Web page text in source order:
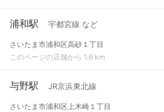
浦和駅 宇都宮線 など
さいたま市浦和区高砂１丁目
このページの店舗から 1.6 km
与野駅 JR京浜東北線
さいたま市浦和区上木崎１丁目